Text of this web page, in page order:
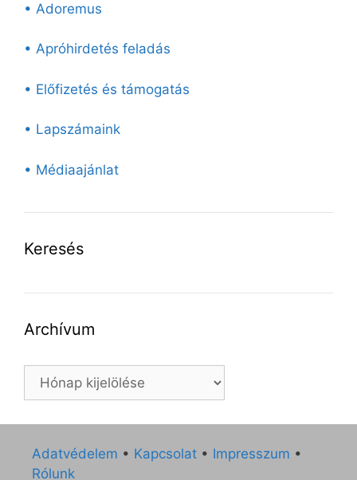
• Adoremus
• Apróhirdetés feladás
• Előfizetés és támogatás
• Lapszámaink
• Médiaajánlat
Keresés
Archívum
Archívum
Adatvédelem • Kapcsolat • Impresszum •
Rólunk